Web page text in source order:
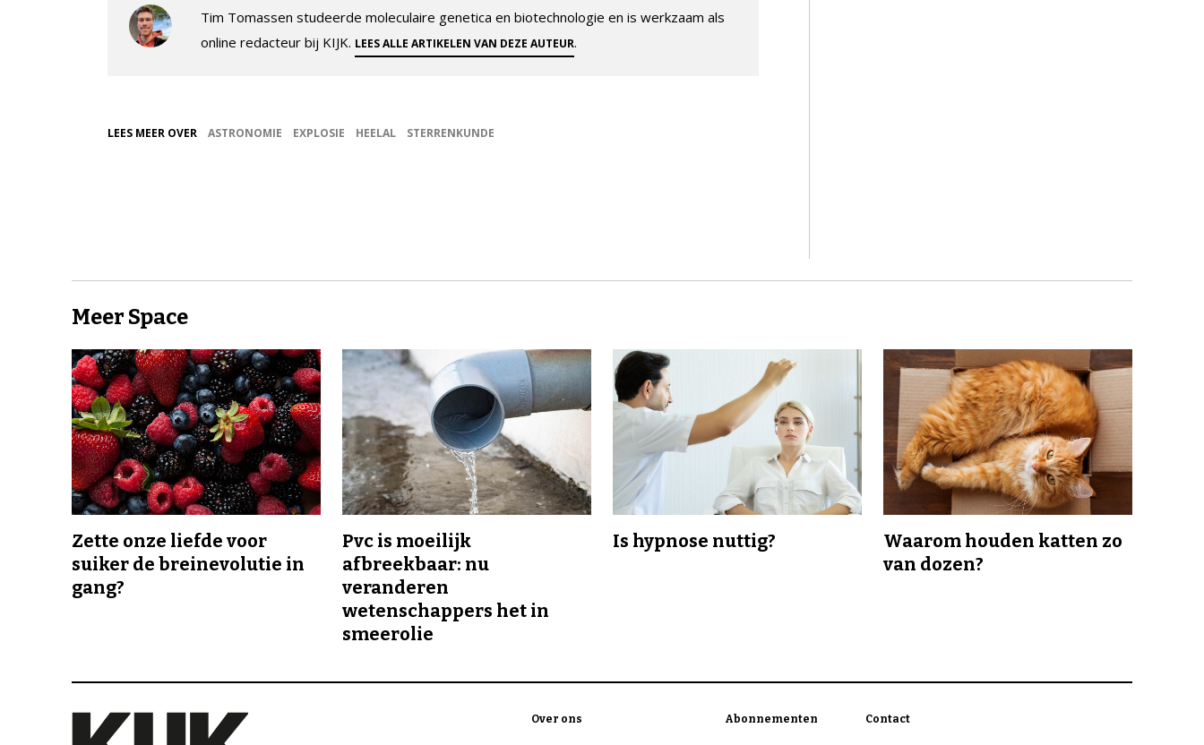
Tim Tomassen studeerde moleculaire genetica en biotechnologie en is werkzaam als
online redacteur bij KIJK. LEES ALLE ARTIKELEN VAN DEZE AUTEUR.
LEES MEER OVER ASTRONOMIE EXPLOSIE HEELAL STERRENKUNDE
Meer Space
Zette onze liefde voor
suiker de breinevolutie in
gang?
Pvc is moeilijk
afbreekbaar: nu
veranderen
wetenschappers het in
smeerolie
Is hypnose nuttig?
Waarom houden katten zo
van dozen?
Over ons Abonnementen Contact